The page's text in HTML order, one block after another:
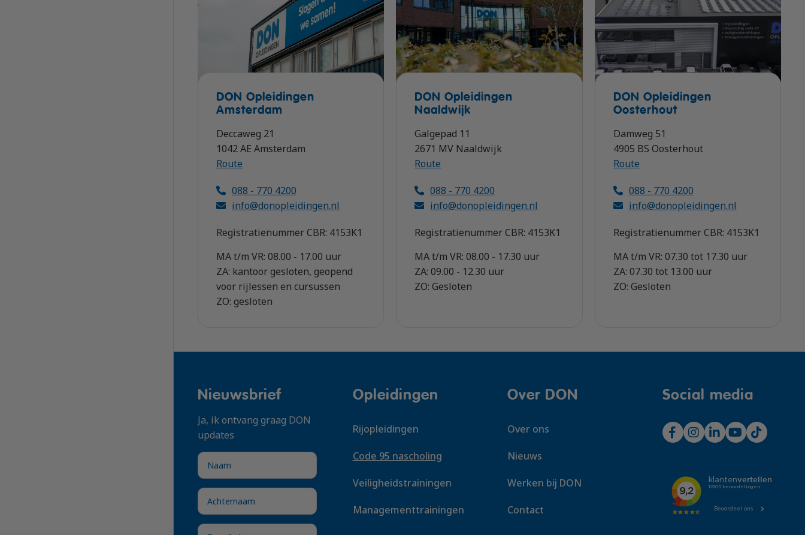
DON Opleidingen
Amsterdam
Deccaweg 21
1042 AE Amsterdam
Route
088 - 770 4200
info@donopleidingen.nl
Registratienummer CBR: 4153K1
MA t/m VR: 08.00 - 17.00 uur
ZA: kantoor gesloten, geopend
voor rijlessen en cursussen
ZO: gesloten
DON Opleidingen
Naaldwijk
Galgepad 11
2671 MV Naaldwijk
Route
088 - 770 4200
info@donopleidingen.nl
Registratienummer CBR: 4153K1
MA t/m VR: 08.00 - 17.30 uur
ZA: 09.00 - 12.30 uur
ZO: Gesloten
DON Opleidingen
Oosterhout
Damweg 51
4905 BS Oosterhout
Route
088 - 770 4200
info@donopleidingen.nl
Registratienummer CBR: 4153K1
MA t/m VR: 07.30 tot 17.30 uur
ZA: 07.30 tot 13.00 uur
ZO: Gesloten
Nieuwsbrief
Ja, ik ontvang graag DON
updates
Opleidingen
Rijopleidingen
Code 95 nascholing
Veiligheidstrainingen
Managementtrainingen
Over DON
Over ons
Nieuws
Werken bij DON
Contact
Social media